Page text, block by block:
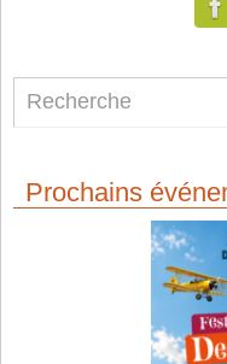
Prochains